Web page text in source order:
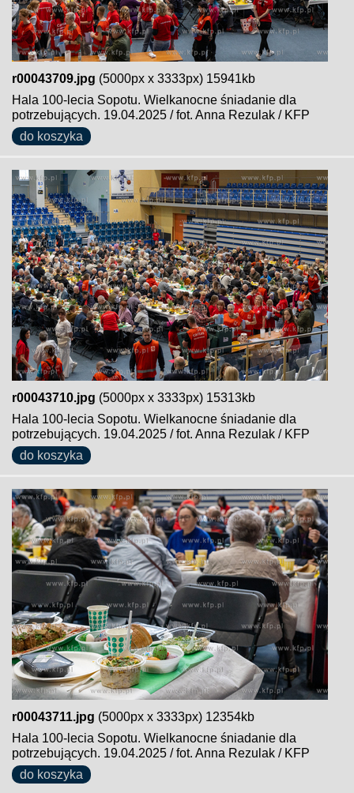
r00043709.jpg (5000px x 3333px) 15941kb
Hala 100-lecia Sopotu. Wielkanocne śniadanie dla
potrzebujących. 19.04.2025 / fot. Anna Rezulak / KFP
do koszyka
r00043710.jpg (5000px x 3333px) 15313kb
Hala 100-lecia Sopotu. Wielkanocne śniadanie dla
potrzebujących. 19.04.2025 / fot. Anna Rezulak / KFP
do koszyka
r00043711.jpg (5000px x 3333px) 12354kb
Hala 100-lecia Sopotu. Wielkanocne śniadanie dla
potrzebujących. 19.04.2025 / fot. Anna Rezulak / KFP
do koszyka